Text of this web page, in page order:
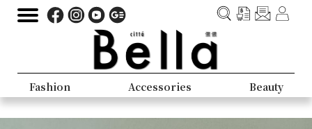
Fashion Accessories Beauty